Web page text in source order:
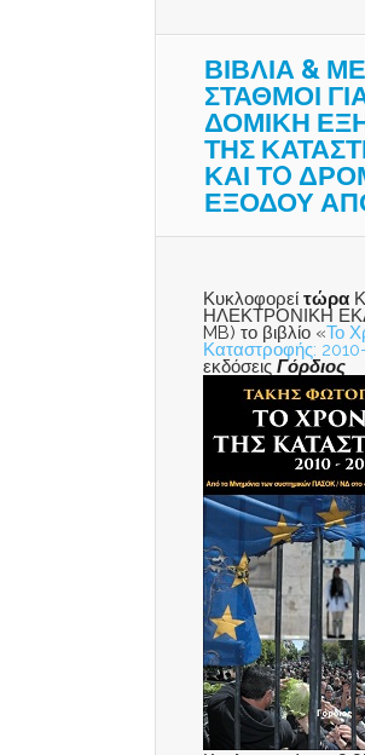
ΒΙΒΛΙΑ &
ΣΤΑΘΜΟΙ
ΔΟΜΙΚΗ
ΤΗΣ
ΚΑΙ ΤO
ΕΞΟΔΟΥ
Κυκλοφορεί τώρα
ΗΛΕΚΤΡΟΝΙΚΗ
MB) το βιβλίο «Το
Καταστροφής:
εκδόσεις Γόρδιος